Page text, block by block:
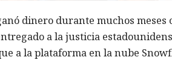
dinero durante muchos meses
a la justicia
a la plataforma en la nube